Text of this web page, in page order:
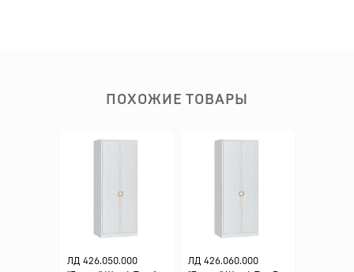
ПОХОЖИЕ ТОВАРЫ
ЛД 426.050.000
ЛД 426.060.000